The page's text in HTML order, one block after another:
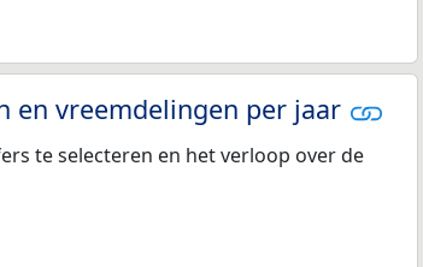
en vreemdelingen per jaar
te selecteren en het verloop over de